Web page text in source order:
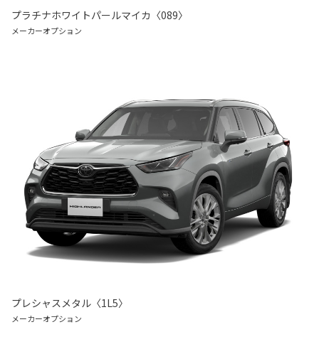
プラチナホワイトパールマイカ〈089〉
メーカーオプション
プレシャスメタル〈1L5〉
メーカーオプション